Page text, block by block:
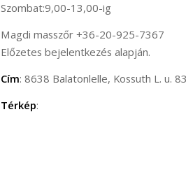
Szombat:9,00-13,00-ig
Magdi masszőr +36-20-925-7367
Előzetes bejelentkezés alapján.
Cím: 8638 Balatonlelle, Kossuth L. u.
Térkép: